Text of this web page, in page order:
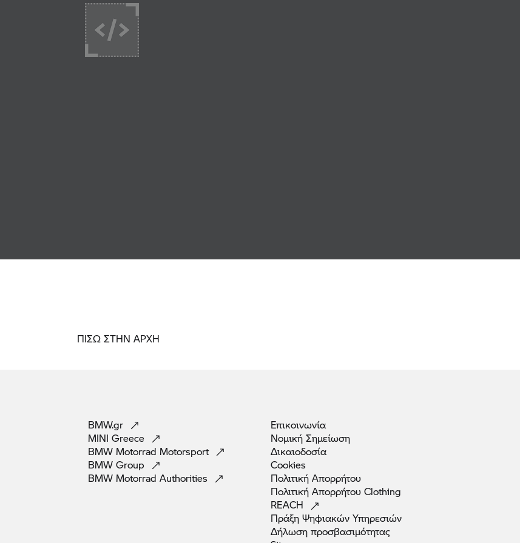
ΠΙΣΩ ΣΤΗΝ ΑΡΧΗ
BMW.gr
MINI Greece
BMW Motorrad Motorsport
BMW Group
BMW Motorrad Authorities
Επικοινωνία
Νομική Σημείωση
Δικαιοδοσία
Cookies
Πολιτική Απορρήτου
Πολιτική Απορρήτου Clothing
REACH
Πράξη Ψηφιακών Υπηρεσιών
Δήλωση προσβασιμότητας